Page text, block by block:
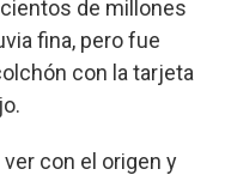
de millones
fina, pero fue
con la tarjeta
con el origen y